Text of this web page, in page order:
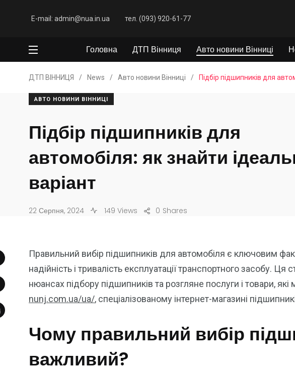
E-mail: admin@nua.in.ua тел. (093) 920-61-77
Головна ДТП Вінниця Авто новини Вінниці
ДТП ВІННИЦЯ / News / Авто новини Вінниці / Підбір підшипників для
АВТО НОВИНИ ВІННИЦІ
Підбір підшипників для
автомобіля: як знайти
варіант
22 Серпня, 2024 149 Views Shares
0
Правильний вибір підшипників для автомобіля є ключовим
надійність і тривалість експлуатації транспортного засобу.
нюансах підбору підшипників та розгляне послуги і товари, які
nunj.com.ua/ua/, спеціалізованому інтернет-магазині
Чому правильний вибір
важливий?